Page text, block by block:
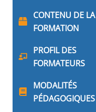
CONTENU DE LA
FORMATION
PROFIL DES
FORMATEURS
MODALITÉS
PÉDAGOGIQUES